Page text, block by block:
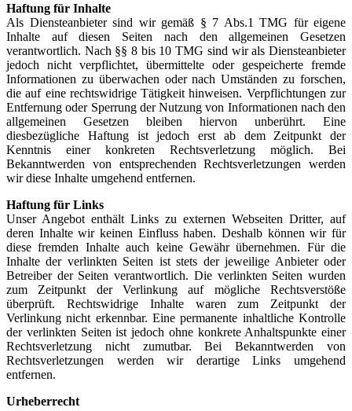
Haftung für Inhalte
Als Diensteanbieter sind wir gemäß § 7 Abs.1 TMG für eigene
Inhalte auf diesen Seiten nach den allgemeinen Gesetzen
verantwortlich. Nach §§ 8 bis 10 TMG sind wir als Diensteanbieter
jedoch nicht verpflichtet, übermittelte oder gespeicherte fremde
Informationen zu überwachen oder nach Umständen zu forschen,
die auf eine rechtswidrige Tätigkeit hinweisen. Verpflichtungen zur
Entfernung oder Sperrung der Nutzung von Informationen nach den
allgemeinen Gesetzen bleiben hiervon unberührt. Eine
diesbezügliche Haftung ist jedoch erst ab dem Zeitpunkt der
Kenntnis einer konkreten Rechtsverletzung möglich. Bei
Bekanntwerden von entsprechenden Rechtsverletzungen werden
wir diese Inhalte umgehend entfernen.
Haftung für Links
Unser Angebot enthält Links zu externen Webseiten Dritter, auf
deren Inhalte wir keinen Einfluss haben. Deshalb können wir für
diese fremden Inhalte auch keine Gewähr übernehmen. Für die
Inhalte der verlinkten Seiten ist stets der jeweilige Anbieter oder
Betreiber der Seiten verantwortlich. Die verlinkten Seiten wurden
zum Zeitpunkt der Verlinkung auf mögliche Rechtsverstöße
überprüft. Rechtswidrige Inhalte waren zum Zeitpunkt der
Verlinkung nicht erkennbar. Eine permanente inhaltliche Kontrolle
der verlinkten Seiten ist jedoch ohne konkrete Anhaltspunkte einer
Rechtsverletzung nicht zumutbar. Bei Bekanntwerden von
Rechtsverletzungen werden wir derartige Links umgehend
entfernen.
Urheberrecht